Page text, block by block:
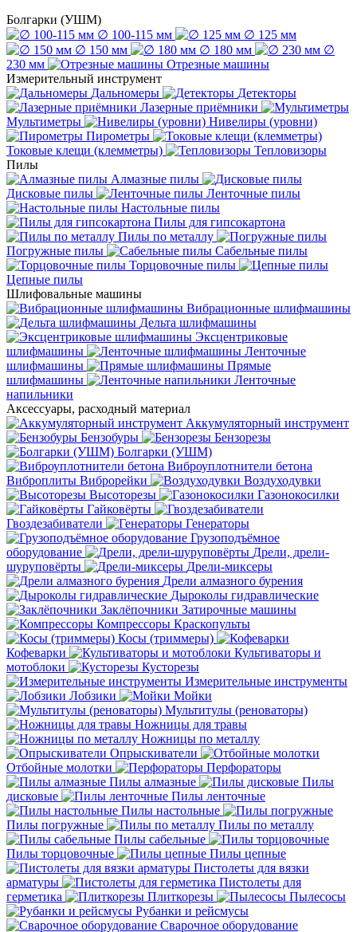
Болгарки (УШМ)
∅ 100-115 мм
∅ 125 мм
∅ 150 мм
∅ 180 мм
∅
230 мм
Отрезные машины
Измерительный инструмент
Дальномеры
Детекторы
Лазерные приёмники
Мультиметры
Нивелиры (уровни)
Пирометры
Токовые клещи (клемметры)
Тепловизоры
Пилы
Алмазные пилы
Дисковые пилы
Ленточные пилы
Настольные пилы
Пилы для гипсокартона
Пилы по металлу
Погружные пилы
Сабельные пилы
Торцовочные пилы
Цепные пилы
Шлифовальные машины
Вибрационные шлифмашины
Дельта шлифмашины
Эксцентриковые
шлифмашины
Ленточные
шлифмашины
Прямые
шлифмашины
Ленточные
напильники
Аксессуары, расходный материал
Аккумуляторный инструмент
Бензобуры
Бензорезы
Болгарки (УШМ)
Виброуплотнители бетона
Виброплиты Виброрейки
Воздуходувки
Высоторезы
Газонокосилки
Гайковёрты
Гвоздезабиватели
Генераторы
Грузоподъёмное
оборудование
Дрели, дрели-
шуруповёрты
Дрели-миксеры
Дрели алмазного бурения
Дыроколы гидравлические
Заклёпочники Затирочные машины
Компрессоры Краскопульты
Косы (триммеры)
Кофеварки
Культиваторы и
мотоблоки
Кусторезы
Измерительные инструменты
Лобзики
Мойки
Мультитулы (реноваторы)
Ножницы для травы
Ножницы по металлу
Опрыскиватели
Отбойные молотки
Перфораторы
Пилы алмазные
Пилы
дисковые
Пилы ленточные
Пилы настольные
Пилы погружные
Пилы по металлу
Пилы сабельные
Пилы торцовочные
Пилы цепные
Пистолеты для вязки
арматуры
Пистолеты для
герметика
Плиткорезы
Пылесосы
Рубанки и рейсмусы
Сварочное оборудование